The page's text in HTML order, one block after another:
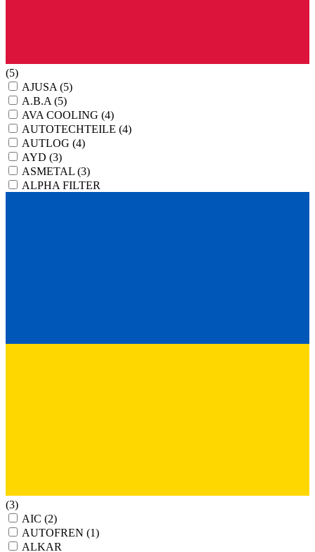
(5)
AJUSA (5)
A.B.A (5)
AVA COOLING (4)
AUTOTECHTEILE (4)
AUTLOG (4)
AYD (3)
ASMETAL (3)
ALPHA FILTER
(3)
AIC (2)
AUTOFREN (1)
ALKAR